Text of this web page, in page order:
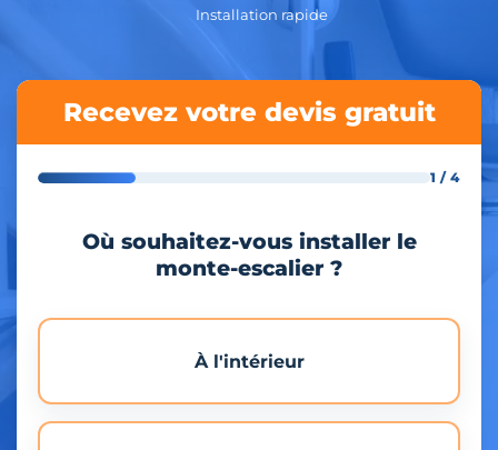
Installation rapide
Recevez votre devis gratuit
1 / 4
Où souhaitez-vous installer le
monte-escalier ?
À l'intérieur